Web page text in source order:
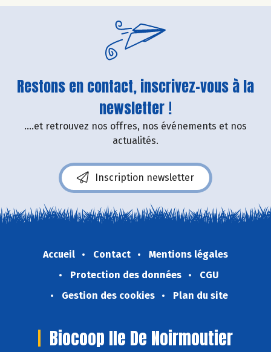
Restons en contact, inscrivez-vous à la
newsletter !
....et retrouvez nos offres, nos événements et nos
actualités.
Inscription newsletter
Accueil Contact
Mentions légales
Protection des données
CGU
Gestion des cookies
Plan du site
Biocoop Ile De Noirmoutier